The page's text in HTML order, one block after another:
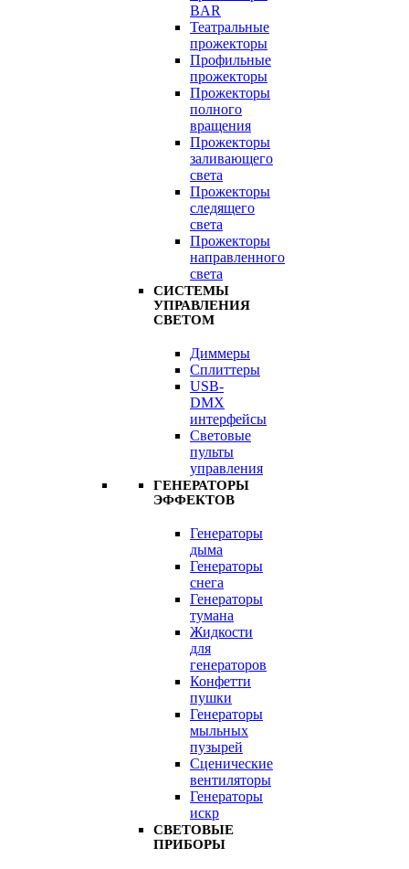
BAR
Театральные
прожекторы
Профильные
прожекторы
Прожекторы
полного
вращения
Прожекторы
заливающего
света
Прожекторы
следящего
света
Прожекторы
направленного
света
СИСТЕМЫ
УПРАВЛЕНИЯ
СВЕТОМ
Диммеры
Сплиттеры
USB-
DMX
интерфейсы
Световые
пульты
управления
ГЕНЕРАТОРЫ
ЭФФЕКТОВ
Генераторы
дыма
Генераторы
снега
Генераторы
тумана
Жидкости
для
генераторов
Конфетти
пушки
Генераторы
мыльных
пузырей
Сценические
вентиляторы
Генераторы
искр
СВЕТОВЫЕ
ПРИБОРЫ